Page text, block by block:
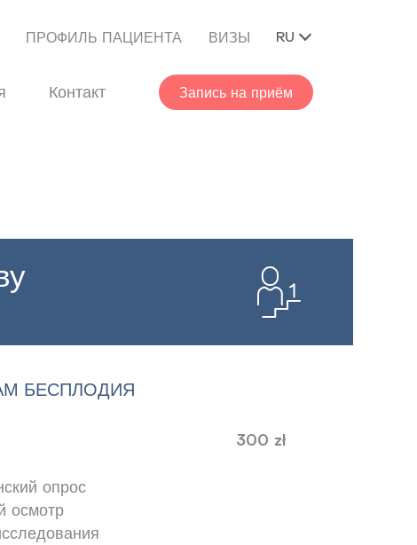
ПРОФИЛЬ ПАЦИЕНТА ВИЗЫ RU
Контакт Запись на приём
БЕСПЛОДИЯ
опрос
осмотр
300 zł